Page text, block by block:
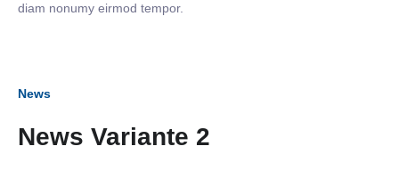
diam nonumy eirmod tempor.
News
News Variante 2